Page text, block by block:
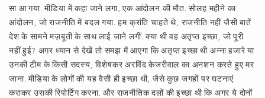
सा आ गया. मीडिया में कहा जाने लगा, एक आंदोलन की मौत. सोलह महीने का
आंदोलन, जो राजनीति में बदल गया. हम क्रांति चाहते थे, राजनीति नहीं जैसी बातें
देश के सामने मज़बूती के साथ लाई जाने लगीं. क्या थी वह अतृप्त इच्छा, जो पूरी
नहीं हुई? अगर ध्यान से देखें तो समझ में आएगा कि अतृप्त इच्छा थी अन्ना हजारे या
उनकी टीम के किसी सदस्य, विशेषकर अरविंद केजरीवाल का अनशन करते हुए मर
जाना. मीडिया के लोगों की यह वैसी ही इच्छा थी, जैसे कुछ जगहों पर घटनाएं
कराकर उसकी रिपोर्टिंग करना. और राजनीतिक दलों की इच्छा थी कि अगर ये दोनों